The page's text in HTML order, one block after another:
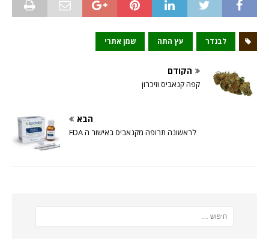
לבנדר עץ התה שמן אתרי
הקודם
קפה קנאביס וזיכרון
הבא
לראשונה תרופה מקנאביס באישור ה FDA